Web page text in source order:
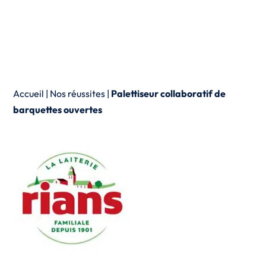
Accueil | Nos réussites | Palettiseur collaboratif de
barquettes ouvertes